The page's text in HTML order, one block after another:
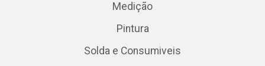
Medição
Pintura
Solda e Consumiveis